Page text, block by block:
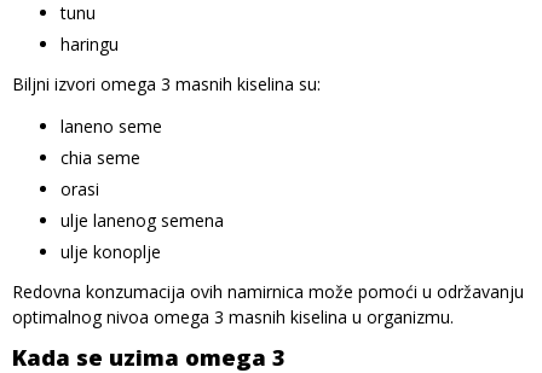
tunu
haringu
Biljni izvori omega 3 masnih kiselina su:
laneno seme
chia seme
orasi
ulje lanenog semena
ulje konoplje
Redovna konzumacija ovih namirnica može pomoći u održavanju
optimalnog nivoa omega 3 masnih kiselina u organizmu.
Kada se uzima omega 3